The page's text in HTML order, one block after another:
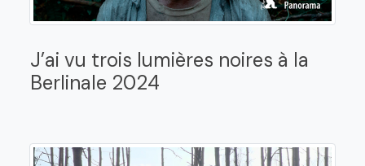
J’ai vu trois lumières noires à la
Berlinale 2024